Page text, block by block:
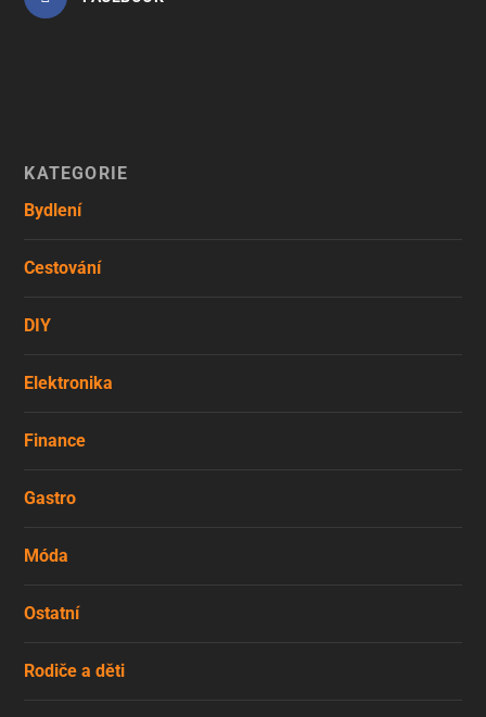
KATEGORIE
Bydlení
Cestování
DIY
Elektronika
Finance
Gastro
Móda
Ostatní
Rodiče a děti